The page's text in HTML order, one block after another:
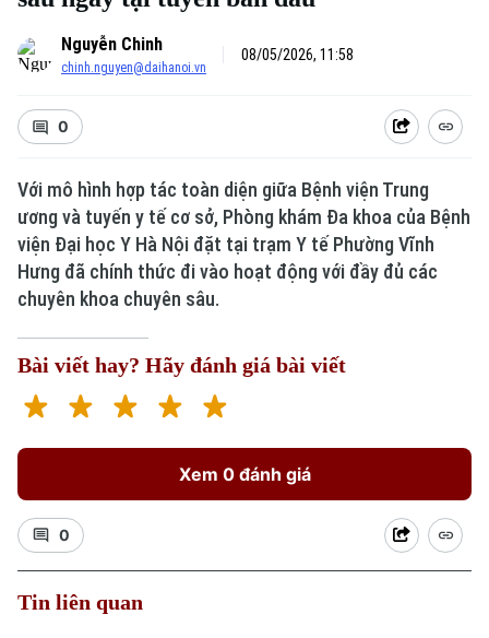
Xu hướng
Nguyễn Chinh
chinh.nguyen@daihanoi.vn
08/05/2026, 11:58
0
Với mô hình hợp tác toàn diện giữa Bệnh viện Trung
ương và tuyến y tế cơ sở, Phòng khám Đa khoa của Bệnh
viện Đại học Y Hà Nội đặt tại trạm Y tế Phường Vĩnh
Hưng đã chính thức đi vào hoạt động với đầy đủ các
chuyên khoa chuyên sâu.
Bài viết hay? Hãy đánh giá bài viết
Xem 0 đánh giá
0
Tin liên quan